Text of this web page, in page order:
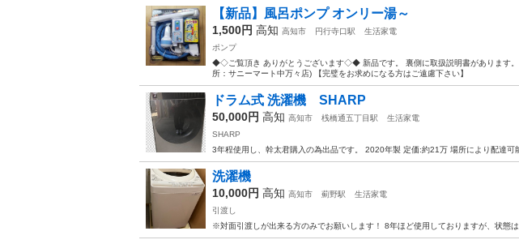
【新品】風呂ポンプ オンリー湯～
1,500円 高知 高知市 円行寺口駅
生活家電
ポンプ
◆◇ご覧頂き ありがとうございます◇◆ 新品です。 裏側に取扱説明書があります。
所：サニーマート中万々店) 【完璧をお求めになる方はご遠慮下さい】
ドラム式 洗濯機 SHARP
50,000円 高知 高知市 桟橋通五丁目駅
生活家電
SHARP
3年程使用し、幹太君購入の為出品です。 2020年製 定価:約21万 場所により配達可
洗濯機
10,000円 高知 高知市 薊野駅
生活家電
引渡し
※対面引渡しが出来る方のみでお願いします！ 8年ほど使用しておりますが、状態